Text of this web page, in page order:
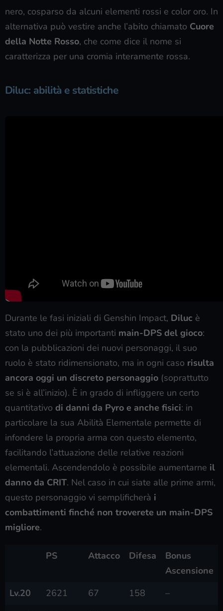
nero, cosparso da alcuni elementi rossi e color oro. In
alternativa può vestire anche l’abito chiamato Cuore
della Notte Rosso, che come dice il nome si
caratterizza per una cromia interamente rossa.
Diluc: abilità e statistiche
Durante le fasi iniziali di Genshin Impact, Diluc è
stato uno dei più importanti main-DPS del gioco:
con la pubblicazioni dei nuovi personaggi, il suo
ruolo è stato ridimensionato, ma in ogni caso risulta
ancora oggi un discreto personaggio (soprattutto
se si è all’inizio). È in grado di infliggere un certo
quantitativo di danni da Pyro e anche fisici: in
particolare la sua Abilità Elementale permette di
infondere la propria arma con questo elemento,
facilitando l’attuazione delle relative reazioni
elementali. Ascendendolo è possibile aumentarne il
danno da CRIT. Nel caso in cui siate alle prime armi,
questo personaggio vi semplificherà i
combattimenti finché non troverete un main-DPS
migliore.
PS Attacco Difesa
Bonus
Ascensione
Lv.20
2621 67 158
–